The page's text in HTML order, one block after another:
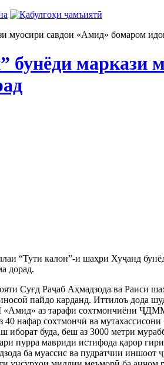
муосири савдои «Амид» бомаром
бунёди маркази
“Тути калон”-и шаҳри Хуҷанд
дорад.
Суғд Раҷаб Аҳмадзода ва Раиси
пайдо карданд. Иттилоъ дода
аз тарафи сохтмончиёни
40 нафар сохтмончӣ ва
буда, беш аз 3000 метри
пурра мавриди истифода қарор
ба муассис ва пудратчии иншоот